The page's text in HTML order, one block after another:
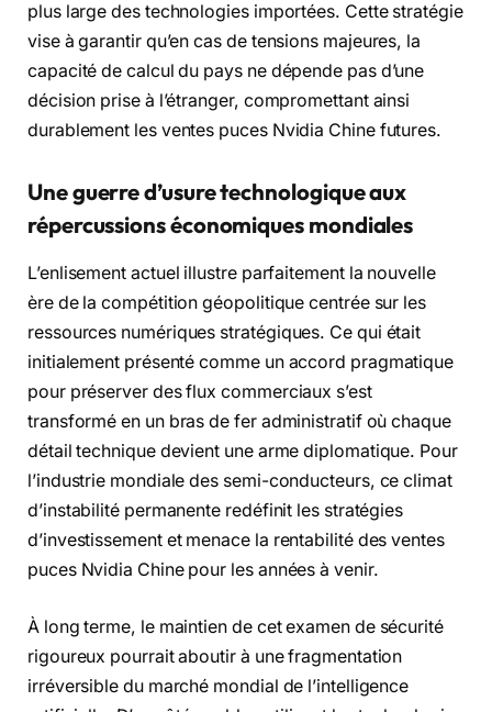
plus large des technologies importées. Cette stratégie
vise à garantir qu’en cas de tensions majeures, la
capacité de calcul du pays ne dépende pas d’une
décision prise à l’étranger, compromettant ainsi
durablement les ventes puces Nvidia Chine futures.
Une guerre d’usure technologique aux
répercussions économiques mondiales
L’enlisement actuel illustre parfaitement la nouvelle
ère de la compétition géopolitique centrée sur les
ressources numériques stratégiques. Ce qui était
initialement présenté comme un accord pragmatique
pour préserver des flux commerciaux s’est
transformé en un bras de fer administratif où chaque
détail technique devient une arme diplomatique. Pour
l’industrie mondiale des semi-conducteurs, ce climat
d’instabilité permanente redéfinit les stratégies
d’investissement et menace la rentabilité des ventes
puces Nvidia Chine pour les années à venir.
À long terme, le maintien de cet examen de sécurité
rigoureux pourrait aboutir à une fragmentation
irréversible du marché mondial de l’intelligence